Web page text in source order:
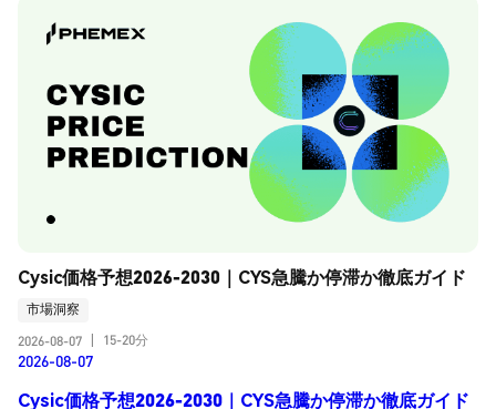
Cysic価格予想2026-2030｜CYS急騰か停滞か徹底ガイド
市場洞察
2026-08-07
15-20分
2026-08-07
Cysic価格予想2026-2030｜CYS急騰か停滞か徹底ガイド